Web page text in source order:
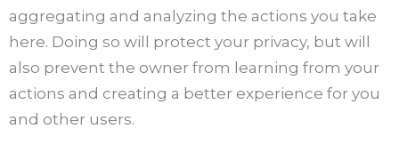
aggregating and analyzing the actions you take
here. Doing so will protect your privacy, but will
also prevent the owner from learning from your
actions and creating a better experience for you
and other users.